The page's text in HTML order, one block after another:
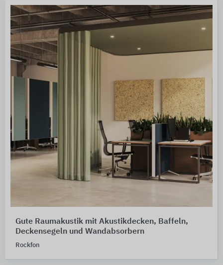
Gute Raumakustik mit Akustikdecken, Baffeln,
Deckensegeln und Wandabsorbern
Rockfon